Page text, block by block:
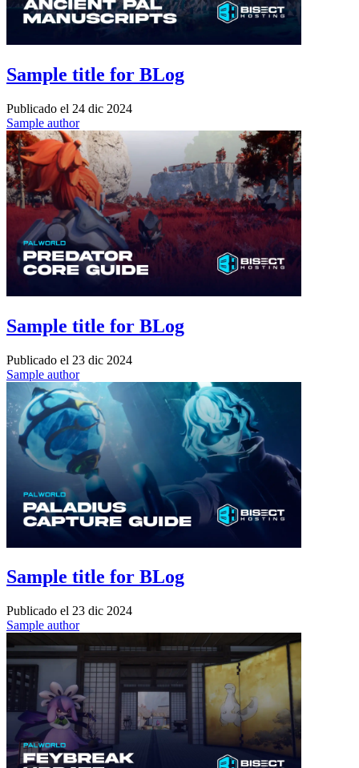
Sample title for BLog
Publicado el 24 dic 2024
Sample author
Sample title for BLog
Publicado el 23 dic 2024
Sample author
Sample title for BLog
Publicado el 23 dic 2024
Sample author